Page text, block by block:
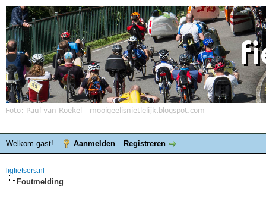
Welkom gast! Aanmelden Registreren
ligfietsers.nl
Foutmelding